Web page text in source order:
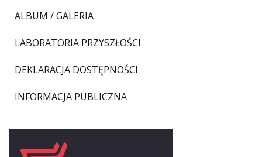
ALBUM / GALERIA
LABORATORIA PRZYSZŁOŚCI
DEKLARACJA DOSTĘPNOŚCI
INFORMACJA PUBLICZNA